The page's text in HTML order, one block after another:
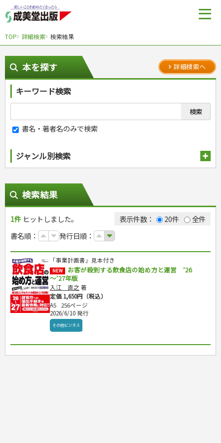
TOP 詳細検索 検索結果
本を探す 詳細検索へ
キーワード検索
書名・著者名のみで検索
ジャンル別検索
スポーツ
スポーツルール
ゴルフ
トレーニング
ジュニアスポーツ
その他スポーツ
自然・アウトドア・ペット
犬・猫
ペット・飼育
園芸・野菜づくり
雑学
ナンプレ
囲碁・将棋・麻雀
ゲーム・マジック
家相・風水・占い
カルチャー・芸術・趣味
鉄道・車・自転車
音楽・楽器
趣味・鑑賞・カメラ
絵画・デッサン
俳句・詩・ことば
辞典・語学
辞典
語学・旅行会話
運転免許
原付・二輪
普通免許
その他免許
生活・暮らし
料理
料理・レシピ
おもてなし・ごちそう料理
各国料理
お弁当
健康メニュー・ダイエット
調理器具クッキング
お菓子・ケーキ・パン
飲み物・お酒
手芸・クラフト
編み物
ソーイング
クラフト
住まい・インテリア・暮らし
インテリア・ハウジング
収納・掃除・暮らし
美容・ファッション
ダイエット・エクササイズ
メイク・ネイル・ヘア
着物・着つけ
冠婚葬祭・手紙・ペン字
冠婚葬祭・スピーチ・マナー
手紙・ペン字
妊娠・出産・育児
妊娠・出産・育児
離乳食・幼児食・こどもレシピ
健康と保育
家庭医学・健康
ツボ・マッサージ
健康知識
栄養事典
生活習慣病
看護・介護
介護一般
パネルシアター
指導マニュアル
児童一般
おりがみ・あやとり
なぞなぞ・ゲーム
占い・心理ゲーム
のりもの・ずかん
読み物・絵本
音と光のでる絵本
学参・ドリル
夏休みドリル
総復習ドリル
学習・地図
自由研究・読書感想文
えんぴつちょう
就職活動
就職活動
就職試験
公務員試験
資格試験
検定試験・資格試験
英語検定・TOEIC
漢字検定・数学検定
簿記検定
看護・薬学
ケアマネジャー
ビジネス
経営・経済・法律
マネー・株・資産
ビジネス・法律
簿記・経理・税金・保険
自己啓発
自己啓発
ビジネス読み物
旅行・歴史
国内・海外旅行
国外旅行
国内旅行
散歩・グルメ
地理・歴史
地理・地図
歴史
文庫
ダイアリー
ダイアリー
プラチナダイアリー プレステージ
検索結果
1件 ヒットしました。 表示件数： 20件
全件
書名順：
発行日順：
「事業計画書」見本付き
NEW
お客が殺到する飲食店の始め方と運営 ’26
～’27年版
入江 直之 著
定価 1,650円（税込）
A5
256ページ
2026/6/10 発行
その他ビジネス